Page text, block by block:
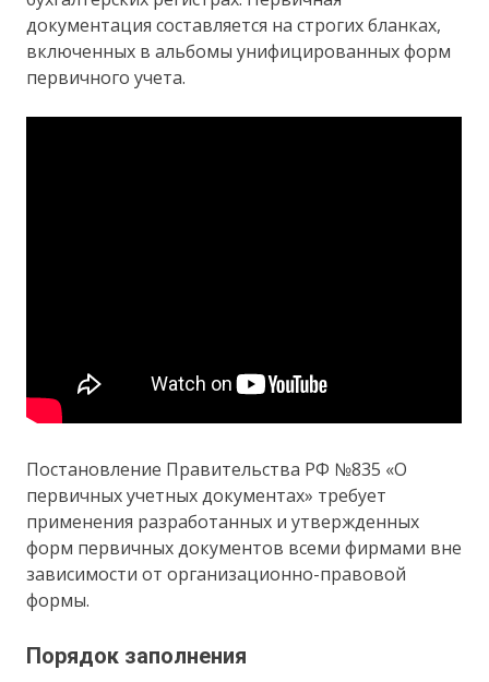
документация составляется на строгих бланках,
включенных в альбомы унифицированных форм
первичного учета.
Постановление Правительства РФ №835 «О
первичных учетных документах» требует
применения разработанных и утвержденных
форм первичных документов всеми фирмами вне
зависимости от организационно-правовой
формы.
Порядок заполнения